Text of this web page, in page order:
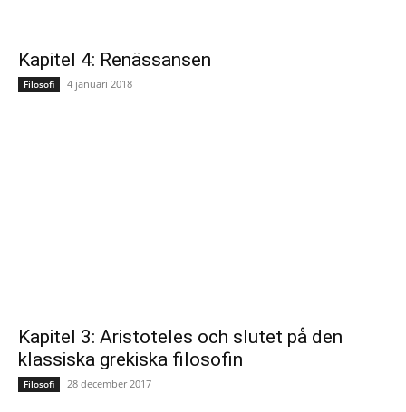
Kapitel 4: Renässansen
Filosofi 4 januari 2018
Kapitel 3: Aristoteles och slutet på den
klassiska grekiska filosofin
Filosofi 28 december 2017